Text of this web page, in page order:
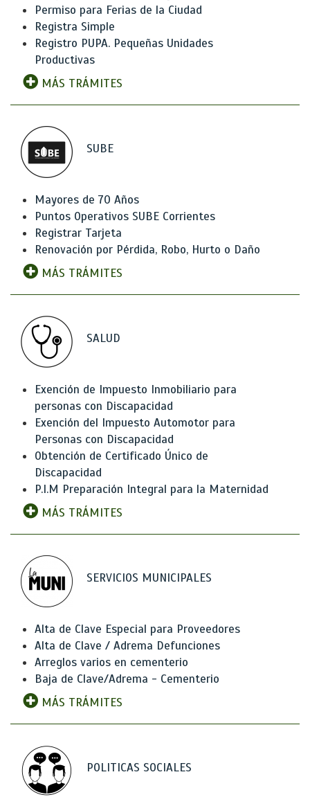
Permiso para Ferias de la Ciudad
Registra Simple
Registro PUPA. Pequeñas Unidades
Productivas
MÁS TRÁMITES
SUBE
Mayores de 70 Años
Puntos Operativos SUBE Corrientes
Registrar Tarjeta
Renovación por Pérdida, Robo, Hurto o Daño
MÁS TRÁMITES
SALUD
Exención de Impuesto Inmobiliario para
personas con Discapacidad
Exención del Impuesto Automotor para
Personas con Discapacidad
Obtención de Certificado Único de
Discapacidad
P.I.M Preparación Integral para la Maternidad
MÁS TRÁMITES
SERVICIOS MUNICIPALES
Alta de Clave Especial para Proveedores
Alta de Clave / Adrema Defunciones
Arreglos varios en cementerio
Baja de Clave/Adrema - Cementerio
MÁS TRÁMITES
POLITICAS SOCIALES